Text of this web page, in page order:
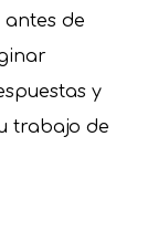
de
y
trabajo de